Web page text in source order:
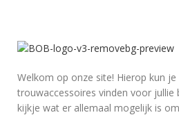
Welkom op onze site! Hierop kun
trouwaccessoires vinden voor jullie
kijkje wat er allemaal mogelijk is